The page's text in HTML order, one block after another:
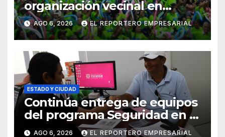
organización vecinal en
Mérida y suma a comités de
vigilancia en la prevención
social del delito
AGO 6, 2026 EL REPORTERO EMPRESARIAL
ESTADO Y CIUDAD
Continúa entrega de equipos
del programa Seguridad en el
Mar
AGO 6, 2026 EL REPORTERO EMPRESARIAL